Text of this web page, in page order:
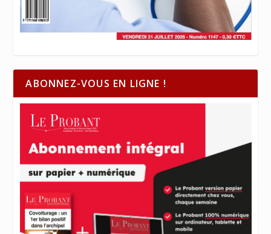
ABONNEZ-VOUS EN LIGNE !